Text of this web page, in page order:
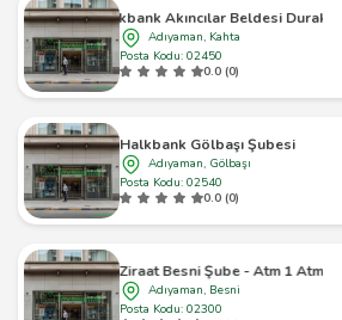
Halkbank Akıncılar Beldesi Durak Köyü
Adıyaman, Kahta
Posta Kodu: 02450
0.0 (0)
Halkbank Gölbaşı Şubesi
Adıyaman, Gölbaşı
Posta Kodu: 02540
0.0 (0)
Ziraat Besni Şube - Atm 1 Atm
Adıyaman, Besni
Posta Kodu: 02300